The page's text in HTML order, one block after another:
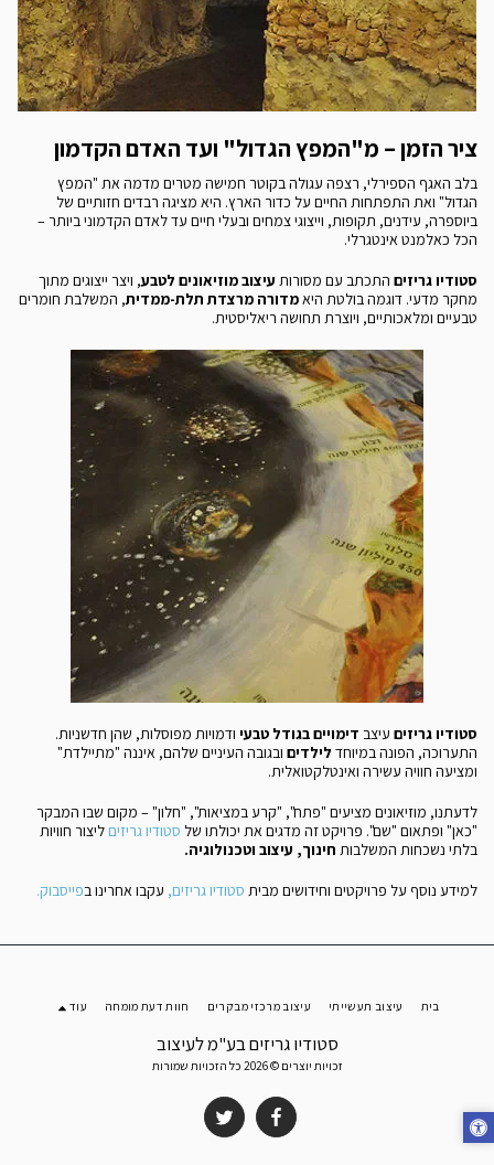
ציר הזמן – מ"המפץ הגדול" ועד האדם הקדמון
בלב האגף הספירלי, רצפה עגולה בקוטר חמישה מטרים מדמה את "המפץ
הגדול" ואת התפתחות החיים על כדור הארץ. היא מציגה רבדים חזותיים של
ביוספרה, עידנים, תקופות, וייצוגי צמחים ובעלי חיים עד לאדם הקדמוני ביותר –
הכל כאלמנט אינטגרלי.
סטודיו גריזים התכתב עם מסורות עיצוב מוזיאונים לטבע, ויצר ייצוגים מתוך
מחקר מדעי. דוגמה בולטת היאמדורה מרצדת תלת-ממדית, המשלבת חומרים
טבעיים ומלאכותיים, ויוצרת תחושה ריאליסטית.
סטודיו גריזים עיצב דימויים בגודל טבעי ודמויות מפוסלות, שהן חדשניות.
התערוכה, הפונה במיוחד לילדים ובגובה העיניים שלהם, איננה "מתיילדת"
ומציעה חוויה עשירה ואינטלקטואלית.
לדעתנו, מוזיאונים מציעים "פתח", "קרע במציאות", "חלון" – מקום שבו המבקר
"כאן" ופתאום "שם". פרויקט זה מדגים את יכולתו של סטודיו גריזים ליצור חוויות
בלתי נשכחות המשלבות חינוך, עיצוב וטכנולוגיה.
למידע נוסף על פרויקטים וחידושים מבית סטודיו גריזים, עקבו אחרינו בפייסבוק.
סטודיו גריזים בע"מ לעיצוב
זכויות יוצרים © 2026 כל הזכויות שמורות
בית עיצוב תעשייתי עיצוב מרכזי מבקרים חוות דעת מומחה עוד